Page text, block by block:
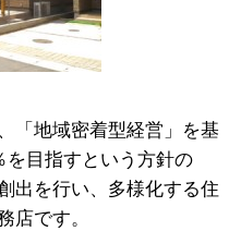
「地域密着型経営」を基
を目指すという方針の
出を行い、多様化する住
店です。